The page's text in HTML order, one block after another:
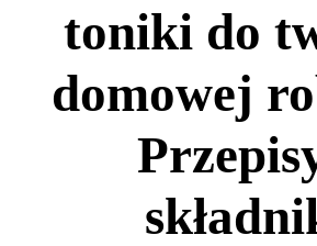
toniki do
domowej